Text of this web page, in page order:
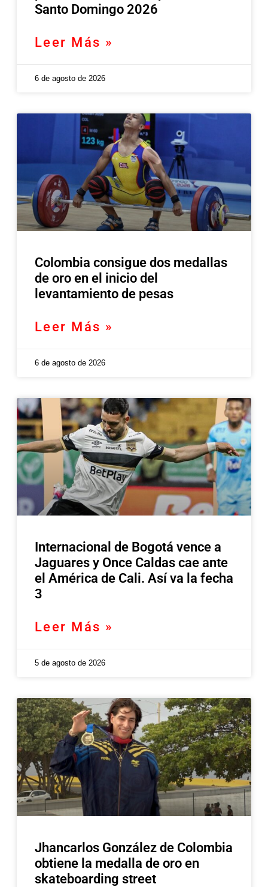
Santo Domingo 2026
Leer Más »
6 de agosto de 2026
Colombia consigue dos medallas
de oro en el inicio del
levantamiento de pesas
Leer Más »
6 de agosto de 2026
Internacional de Bogotá vence a
Jaguares y Once Caldas cae ante
el América de Cali. Así va la fecha
3
Leer Más »
5 de agosto de 2026
Jhancarlos González de Colombia
obtiene la medalla de oro en
skateboarding street